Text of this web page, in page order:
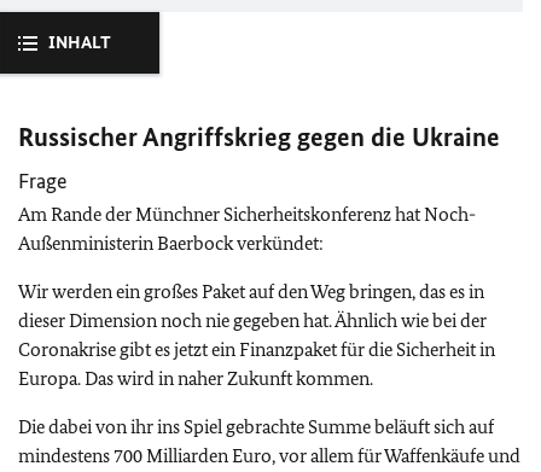
INHALT
Russischer Angriffskrieg gegen die Ukraine
Frage
Am Rande der Münchner Sicherheitskonferenz hat Noch-
Außenministerin Baerbock verkündet:
Wir werden ein großes Paket auf den Weg bringen, das es in
dieser Dimension noch nie gegeben hat. Ähnlich wie bei der
Coronakrise gibt es jetzt ein Finanzpaket für die Sicherheit in
Europa. Das wird in naher Zukunft kommen.
Die dabei von ihr ins Spiel gebrachte Summe beläuft sich auf
mindestens 700 Milliarden Euro, vor allem für Waffenkäufe und